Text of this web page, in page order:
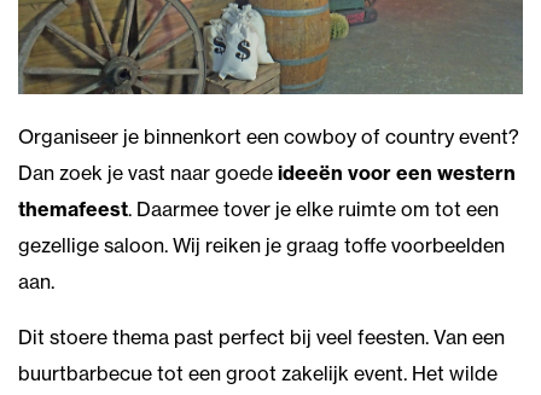
Organiseer je binnenkort een cowboy of country event?
Dan zoek je vast naar goede ideeën voor een western
themafeest. Daarmee tover je elke ruimte om tot een
gezellige saloon. Wij reiken je graag toffe voorbeelden
aan.
Dit stoere thema past perfect bij veel feesten. Van een
buurtbarbecue tot een groot zakelijk event. Het wilde